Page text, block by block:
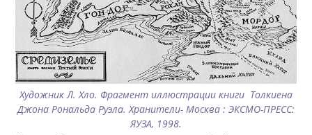
Художник Л. Хло. Фрагмент иллюстрации книги Толкиена
Джона Рональда Руэла. Хранители- Москва : ЭКСМО-ПРЕСС:
ЯУЗА, 1998.